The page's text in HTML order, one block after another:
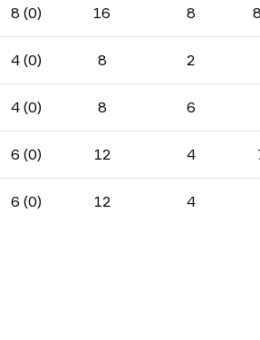
8 (0) 16 8
4 (0) 8 2
4 (0) 8 6
6 (0) 12 4
6 (0) 12 4